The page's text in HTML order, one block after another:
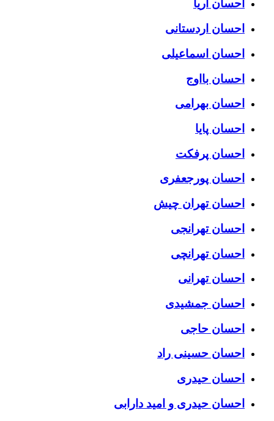
احسان آریا
احسان اردستانی
احسان اسماعیلی
احسان بااوج
احسان بهرامی
احسان پایا
احسان پرفکت
احسان پورجعفری
احسان تهران چیش
احسان تهرانجی
احسان تهرانچی
احسان تهرانی
احسان جمشیدی
احسان حاجی
احسان حسینی راد
احسان حیدری
احسان حیدری و امید دارابی